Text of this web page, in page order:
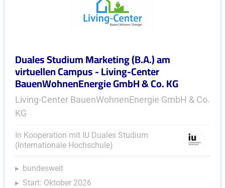
Duales Studium Marketing (B.A.) am
virtuellen Campus - Living-Center
BauenWohnenEnergie GmbH & Co. KG
Living-Center BauenWohnenEnergie GmbH & Co.
KG
In Kooperation mit IU Duales Studium
(Internationale Hochschule)
bundesweit
Start: Oktober 2026